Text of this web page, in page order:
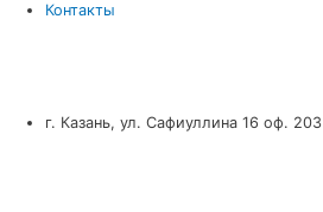
Контакты
г. Казань, ул. Сафиуллина 16 оф. 203